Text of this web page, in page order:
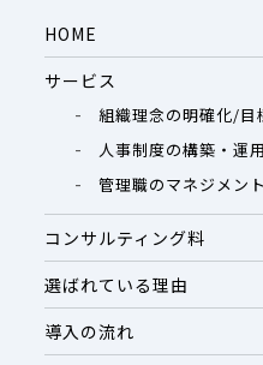
HOME
サービス
組織理念の明確化/目
人事制度の構築・運
管理職のマネジメン
コンサルティング料
選ばれている理由
導入の流れ